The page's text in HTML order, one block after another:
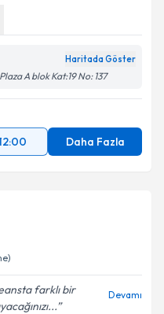
Haritada Göster
A blok Kat:19 No: 137
Daha Fazla
farklı bir
Devamı